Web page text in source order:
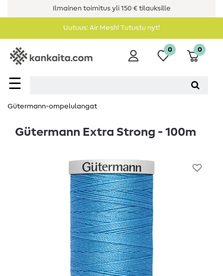
Ilmainen toimitus yli 150 € tilauksille
Uutuus: Air Mesh! Tutustu nyt!
☰
0 0
Gütermann-ompelulangat
Gütermann Extra Strong - 100m